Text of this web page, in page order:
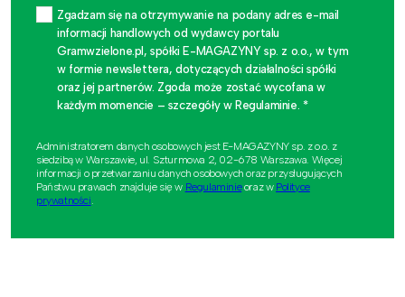
Zgadzam się na otrzymywanie na podany adres e-mail
informacji handlowych od wydawcy portalu
Gramwzielone.pl, spółki E-MAGAZYNY sp. z o.o., w tym
w formie newslettera, dotyczących działalności spółki
oraz jej partnerów. Zgoda może zostać wycofana w
każdym momencie – szczegóły w Regulaminie. *
Administratorem danych osobowych jest E-MAGAZYNY sp. z o.o. z
siedzibą w Warszawie, ul. Szturmowa 2, 02-678 Warszawa. Więcej
informacji o przetwarzaniu danych osobowych oraz przysługujących
Państwu prawach znajduje się w Regulaminieoraz w Polityce
prywatności